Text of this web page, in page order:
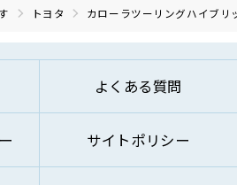
トヨタ カローラツーリングハイブリ
よくある質問
サイトポリシー